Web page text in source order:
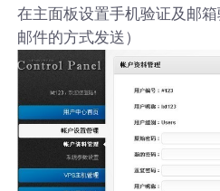
在主面板设置手机验证及邮
邮件的方式发送）